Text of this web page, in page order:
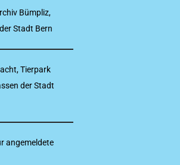
Bümpliz,
Stadt Bern
Tierpark
der Stadt
angemeldete